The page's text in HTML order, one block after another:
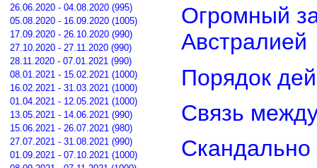
26.06.2020 - 04.08.2020 (995)
05.08.2020 - 16.09.2020 (1005)
17.09.2020 - 26.10.2020 (990)
27.10.2020 - 27.11.2020 (990)
28.11.2020 - 07.01.2021 (990)
08.01.2021 - 15.02.2021 (1000)
16.02.2021 - 31.03.2021 (1000)
01.04.2021 - 12.05.2021 (1000)
13.05.2021 - 14.06.2021 (990)
15.06.2021 - 26.07.2021 (980)
27.07.2021 - 31.08.2021 (990)
01.09.2021 - 07.10.2021 (1000)
Огромный
Австралией
Порядок
Связь